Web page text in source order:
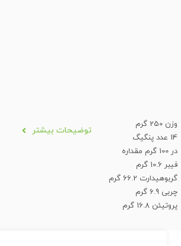
وزن 250 گرم
14 عدد پنگیگ
در 100 گرم مقداره
فیبر 10.6 گرم
گربوهیدارت 66.2 گرم
چربی 6.9 گرم
پروتیئن 16.8 گرم
توضیحات بیشتر